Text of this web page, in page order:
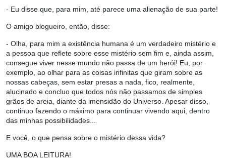
- Eu disse que, para mim, até parece uma alienação de sua parte!
O amigo blogueiro, então, disse:
- Olha, para mim a existência humana é um verdadeiro mistério e
a pessoa que reflete sobre esse mistério sem fim e, ainda assim,
consegue viver nesse mundo não passa de um herói! Eu, por
exemplo, ao olhar para as coisas infinitas que giram sobre as
nossas cabeças, sem estar presas a nada, fico, realmente,
alucinado e concluo que todos nós não passamos de simples
grãos de areia, diante da imensidão do Universo. Apesar disso,
continuo fazendo o máximo para continuar vivendo aqui, dentro
das minhas possibilidades...
E você, o que pensa sobre o mistério dessa vida?
UMA BOA LEITURA!